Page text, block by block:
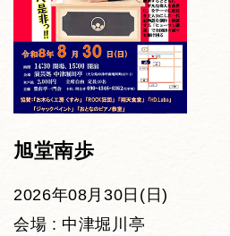
旭堂南歩
2026年08月30日(日)
会場 : 中津堀川亭